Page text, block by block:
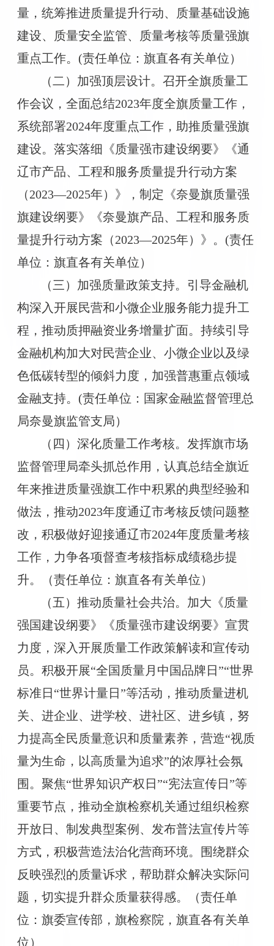
量，统筹推进质量提升行动、质量基础设施
建设、质量安全监管、质量考核等质量强旗
重点工作。(责任单位：旗直各有关单位）
（二）加强顶层设计。召开全旗质量工
作会议，全面总结2023年度全旗质量工作，
系统部署2024年度重点工作，助推质量强旗
建设。落实落细《质量强市建设纲要》《通
辽市产品、工程和服务质量提升行动方案
（2023—2025年）》，制定《奈曼旗质量强
旗建设纲要》《奈曼旗产品、工程和服务质
量提升行动方案（2023—2025年）》。(责任
单位：旗直各有关单位）
（三）加强质量政策支持。引导金融机
构深入开展民营和小微企业服务能力提升工
程，推动质押融资业务增量扩面。持续引导
金融机构加大对民营企业、小微企业以及绿
色低碳转型的倾斜力度，加强普惠重点领域
金融支持。(责任单位：国家金融监督管理总
局奈曼旗监管支局）
（四）深化质量工作考核。发挥旗市场
监督管理局牵头抓总作用，认真总结全旗近
年来推进质量强旗工作中积累的典型经验和
做法，推动2023年度通辽市考核反馈问题整
改，积极做好迎接通辽市2024年度质量考核
工作，力争各项督查考核指标成绩稳步提
升。（责任单位：旗直各有关单位）
（五）推动质量社会共治。加大《质量
强国建设纲要》《质量强市建设纲要》宣贯
力度，深入开展质量工作政策解读和宣传动
员。积极开展“全国质量月中国品牌日”“世界
标准日“世界计量日”等活动，推动质量进机
关、进企业、进学校、进社区、进乡镇，努
力提高全民质量意识和质量素养，营造“视质
量为生命，以高质量为追求”的浓厚社会氛
围。聚焦“世界知识产权日”“宪法宣传日”等
重要节点，推动全旗检察机关通过组织检察
开放日、制发典型案例、发布普法宣传片等
方式，积极营造法治化营商环境。围绕群众
反映强烈的质量诉求，帮助群众解决实际问
题，切实提升群众质量获得感。（责任单
位：旗委宣传部，旗检察院，旗直各有关单
位）